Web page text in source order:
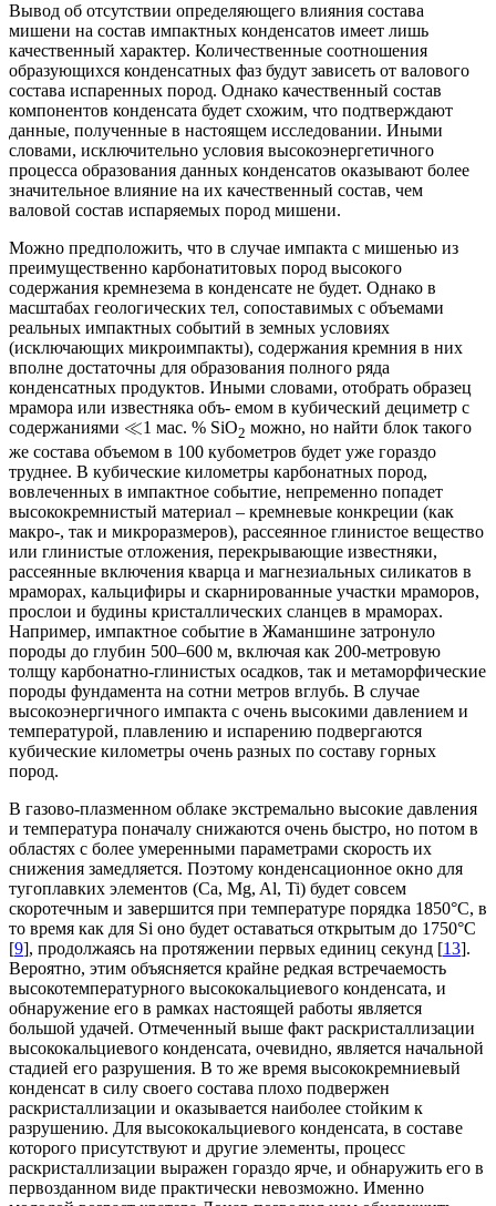
Вывод об отсутствии определяющего влияния состава
мишени на состав импактных конденсатов имеет лишь
качественный характер. Количественные соотношения
образующихся конденсатных фаз будут зависеть от валового
состава испаренных пород. Однако качественный состав
компонентов конденсата будет схожим, что подтверждают
данные, полученные в настоящем исследовании. Иными
словами, исключительно условия высокоэнергетичного
процесса образования данных конденсатов оказывают более
значительное влияние на их качественный состав, чем
валовой состав испаряемых пород мишени.
Можно предположить, что в случае импакта с мишенью из
преимущественно карбонатитовых пород высокого
содержания кремнезема в конденсате не будет. Однако в
масштабах геологических тел, сопоставимых с объемами
реальных импактных событий в земных условиях
(исключающих микроимпакты), содержания кремния в них
вполне достаточны для образования полного ряда
конденсатных продуктов. Иными словами, отобрать образец
мрамора или известняка объ- емом в кубический дециметр с
содержаниями ≪1 мас. % SiO2 можно, но найти блок такого
же состава объемом в 100 кубометров будет уже гораздо
труднее. В кубические километры карбонатных пород,
вовлеченных в импактное событие, непременно попадет
высококремнистый материал – кремневые конкреции (как
макро-, так и микроразмеров), рассеянное глинистое вещество
или глинистые отложения, перекрывающие известняки,
рассеянные включения кварца и магнезиальных силикатов в
мраморах, кальцифиры и скарнированные участки мраморов,
прослои и будины кристаллических сланцев в мраморах.
Например, импактное событие в Жаманшине затронуло
породы до глубин 500–600 м, включая как 200-метровую
толщу карбонатно-глинистых осадков, так и метаморфические
породы фундамента на сотни метров вглубь. В случае
высокоэнергичного импакта с очень высокими давлением и
температурой, плавлению и испарению подвергаются
кубические километры очень разных по составу горных
пород.
В газово-плазменном облаке экстремально высокие давления
и температура поначалу снижаются очень быстро, но потом в
областях с более умеренными параметрами скорость их
снижения замедляется. Поэтому конденсационное окно для
тугоплавких элементов (Са, Mg, Al, Ti) будет совсем
скоротечным и завершится при температуре порядка 1850°С, в
то время как для Si оно будет оставаться открытым до 1750°С
[9], продолжаясь на протяжении первых единиц секунд [13].
Вероятно, этим объясняется крайне редкая встречаемость
высокотемпературного высококальциевого конденсата, и
обнаружение его в рамках настоящей работы является
большой удачей. Отмеченный выше факт раскристаллизации
высококальциевого конденсата, очевидно, является начальной
стадией его разрушения. В то же время высококремниевый
конденсат в силу своего состава плохо подвержен
раскристаллизации и оказывается наиболее стойким к
разрушению. Для высококальциевого конденсата, в составе
которого присутствуют и другие элементы, процесс
раскристаллизации выражен гораздо ярче, и обнаружить его в
первозданном виде практически невозможно. Именно